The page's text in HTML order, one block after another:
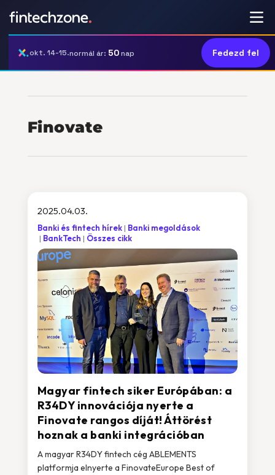
okt. 14-15.normál ár: 50nap Fedezd fel
Finovate
Magyar fintech siker Európában: a
R34DY innovációja nyerte a
Finovate rangos díját! Áttörést
hoznak a banki integrációban
2025.04.03.
Banki és fintech hírek
Banki megoldások
BankTech
Összes cikk
A magyar R34DY fintech cég ABLEMENTS
platformja elnyerte a FinovateEurope Best of